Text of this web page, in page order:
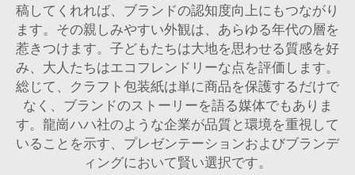
稿してくれれば、ブランドの認知度向上にもつながり
ます。その親しみやすい外観は、あらゆる年代の層を
惹きつけます。子どもたちは大地を思わせる質感を好
み、大人たちはエコフレンドリーな点を評価します。
総じて、クラフト包装紙は単に商品を保護するだけで
なく、ブランドのストーリーを語る媒体でもありま
す。龍崗ハハ社のような企業が品質と環境を重視して
いることを示す、プレゼンテーションおよびブランデ
ィングにおいて賢い選択です。